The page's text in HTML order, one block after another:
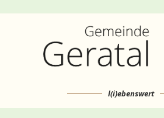
l(i)ebenswert